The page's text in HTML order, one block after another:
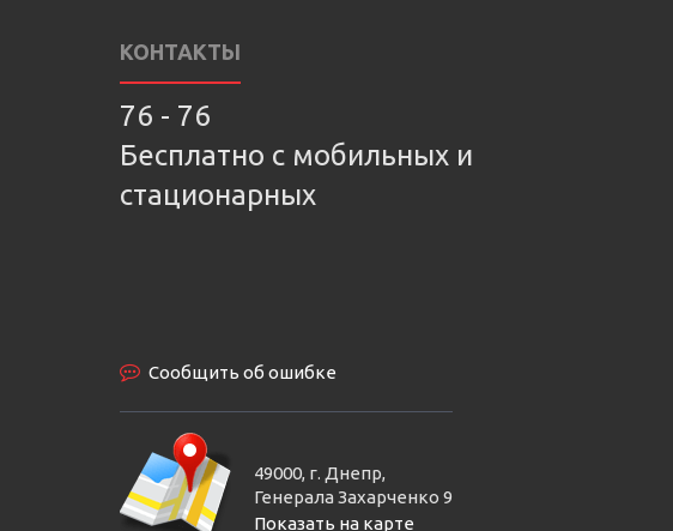
КОНТАКТЫ
76 - 76
Бесплатно с мобильных и
стационарных
Сообщить об ошибке
49000, г. Днепр,
Генерала Захарченко 9
Показать на карте